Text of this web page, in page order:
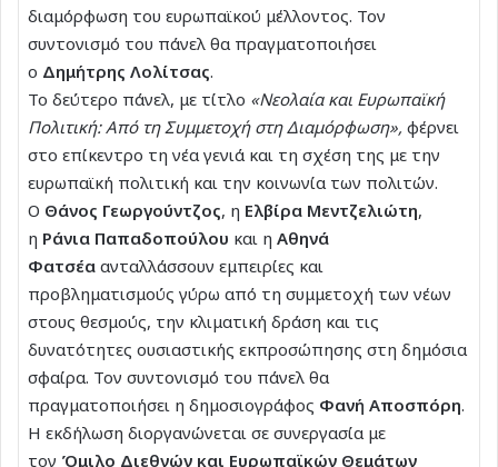
διαμόρφωση του ευρωπαϊκού μέλλοντος. Τον
συντονισμό του πάνελ θα πραγματοποιήσει
ο Δημήτρης Λολίτσας.
Το δεύτερο πάνελ, με τίτλο «Νεολαία και Ευρωπαϊκή
Πολιτική: Από τη Συμμετοχή στη Διαμόρφωση», φέρνει
στο επίκεντρο τη νέα γενιά και τη σχέση της με την
ευρωπαϊκή πολιτική και την κοινωνία των πολιτών.
Ο Θάνος Γεωργούντζος, η Ελβίρα Μεντζελιώτη,
η Ράνια Παπαδοπούλου και η Αθηνά
Φατσέαανταλλάσσουν εμπειρίες και
προβληματισμούς γύρω από τη συμμετοχή των νέων
στους θεσμούς, την κλιματική δράση και τις
δυνατότητες ουσιαστικής εκπροσώπησης στη δημόσια
σφαίρα. Τον συντονισμό του πάνελ θα
πραγματοποιήσει η δημοσιογράφος Φανή Αποσπόρη.
Η εκδήλωση διοργανώνεται σε συνεργασία με
τον Όμιλο Διεθνών και Ευρωπαϊκών Θεμάτων